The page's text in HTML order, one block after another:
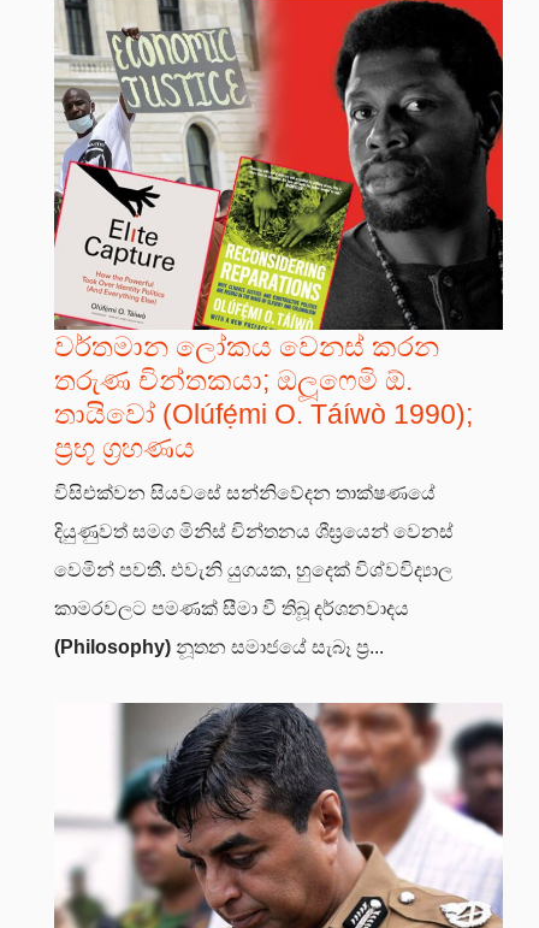
වර්තමාන ලෝකය වෙනස් කරන
තරුණ චින්තකයා; ඔලූෆෙමි ඕ.
තායිවෝ (Olúfẹ́mi O. Táíwò 1990);
ප්‍රභූ ග්‍රහණය
විසිඑක්වන සියවසේ සන්නිවේදන තාක්ෂණයේ
දියුණුවත් සමග මිනිස් චින්තනය ශීඝ්‍රයෙන් වෙනස්
වෙමින් පවතී. එවැනි යුගයක, හුදෙක් විශ්වවිද්‍යාල
කාමරවලට පමණක් සීමා වී තිබූ දර්ශනවාදය
(Philosophy) නූතන සමාජයේ සැබෑ ප්‍ර...